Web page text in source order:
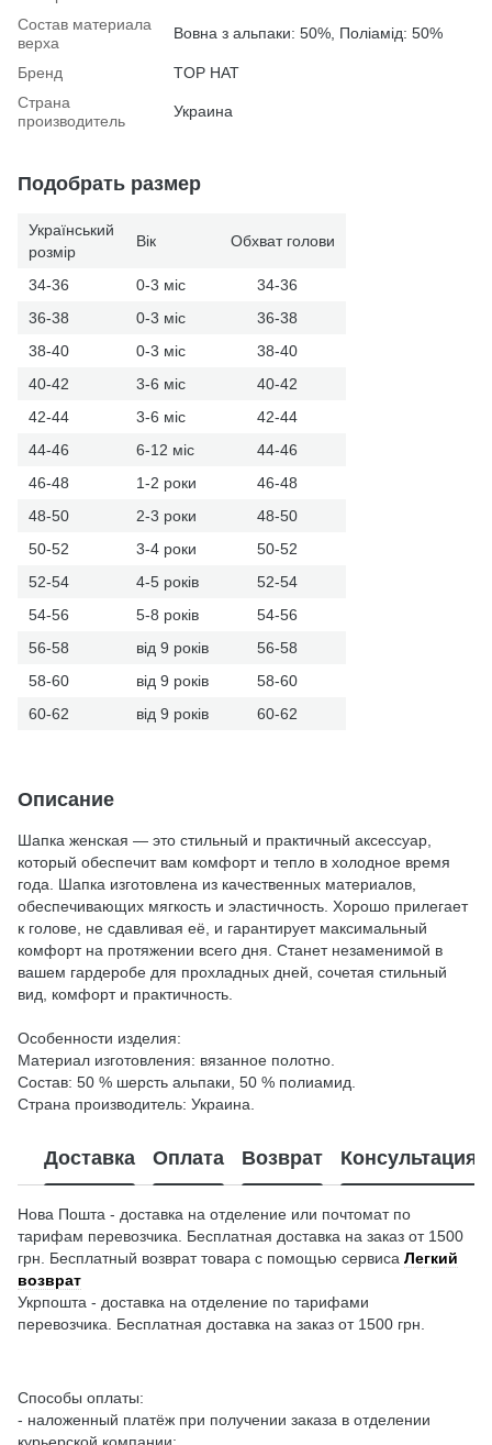
Состав материала
верха
Вовна з альпаки: 50%, Поліамід: 50%
Бренд
TOP HAT
Страна
производитель
Украина
Подобрать размер
Український
розмір
Вік Обхват голови
34-36 0-3 міс
34-36
36-38
0-3 міс
36-38
38-40
0-3 міс
38-40
40-42
3-6 міс
40-42
42-44
3-6 міс
42-44
44-46
6-12 міс
44-46
46-48
1-2 роки
46-48
48-50
2-3 роки
48-50
50-52
3-4 роки
50-52
52-54
4-5 років
52-54
54-56
5-8 років
54-56
56-58
від 9 років
56-58
58-60
від 9 років
58-60
60-62
від 9 років 60-62
Описание
Шапка женская — это стильный и практичный аксессуар,
который обеспечит вам комфорт и тепло в холодное время
года. Шапка изготовлена из качественных материалов,
обеспечивающих мягкость и эластичность. Хорошо прилегает
к голове, не сдавливая её, и гарантирует максимальный
комфорт на протяжении всего дня. Станет незаменимой в
вашем гардеробе для прохладных дней, сочетая стильный
вид, комфорт и практичность.
Особенности изделия:
Материал изготовления: вязанное полотно.
Состав: 50 % шерсть альпаки, 50 % полиамид.
Страна производитель: Украина.
Доставка Оплата Возврат Консультация
Нова Пошта - доставка на отделение или почтомат по
тарифам перевозчика. Бесплатная доставка на заказ от 1500
грн. Бесплатный возврат товара с помощью сервиса Легкий
возврат
Укрпошта - доставка на отделение по тарифами
перевозчика. Бесплатная доставка на заказ от 1500 грн.
Способы оплаты:
- наложенный платёж при получении заказа в отделении
курьерской компании;